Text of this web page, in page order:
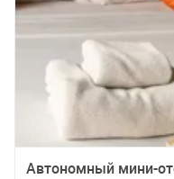
Автономный мини-